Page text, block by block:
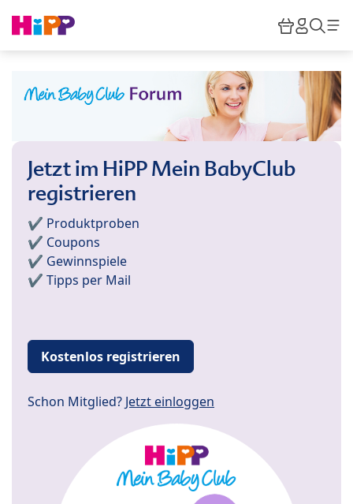
HiPP
Jetzt im HiPP Mein BabyClub
registrieren
✔️ Produktproben
✔️ Coupons
✔️ Gewinnspiele
✔️ Tipps per Mail
Kostenlos registrieren
Schon Mitglied? Jetzt einloggen